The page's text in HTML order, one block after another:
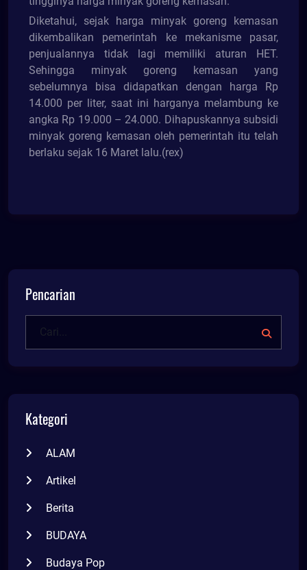
Diketahui, sejak harga minyak goreng kemasan
dikembalikan pemerintah ke mekanisme pasar,
penjualannya tidak lagi memiliki aturan HET.
Sehingga minyak goreng kemasan yang
sebelumnya bisa didapatkan dengan harga Rp
14.000 per liter, saat ini harganya melambung ke
angka Rp 19.000 – 24.000. Dihapuskannya subsidi
minyak goreng kemasan oleh pemerintah itu telah
berlaku sejak 16 Maret lalu.(rex)
Pencarian
Kategori
ALAM
Artikel
Berita
BUDAYA
Budaya Pop